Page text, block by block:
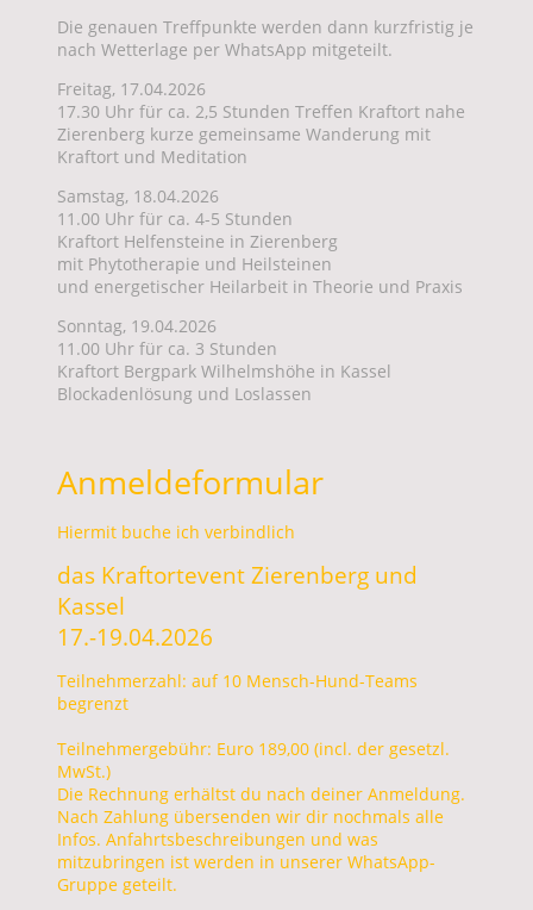
Die genauen Treffpunkte werden dann kurzfristig je
nach Wetterlage per WhatsApp mitgeteilt.
Freitag, 17.04.2026
17.30 Uhr für ca. 2,5 Stunden Treffen Kraftort nahe
Zierenberg kurze gemeinsame Wanderung mit
Kraftort und Meditation
Samstag, 18.04.2026
11.00 Uhr für ca. 4-5 Stunden
Kraftort Helfensteine in Zierenberg
mit Phytotherapie und Heilsteinen
und energetischer Heilarbeit in Theorie und Praxis
Sonntag, 19.04.2026
11.00 Uhr für ca. 3 Stunden
Kraftort Bergpark Wilhelmshöhe in Kassel
Blockadenlösung und Loslassen
Anmeldeformular
Hiermit buche ich verbindlich
das Kraftortevent Zierenberg und
Kassel
17.-19.04.2026
Teilnehmerzahl: auf 10 Mensch-Hund-Teams
begrenzt
Teilnehmergebühr: Euro 189,00 (incl. der gesetzl.
MwSt.)
Die Rechnung erhältst du nach deiner Anmeldung.
Nach Zahlung übersenden wir dir nochmals alle
Infos. Anfahrtsbeschreibungen und was
mitzubringen ist werden in unserer WhatsApp-
Gruppe geteilt.